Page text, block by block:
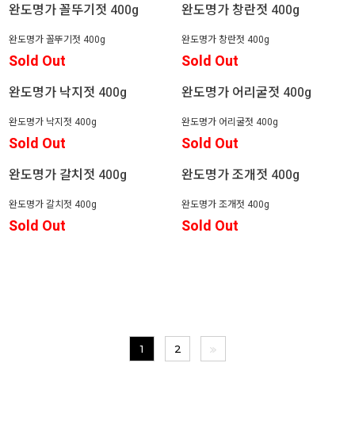
완도명가 꼴뚜기젓 400g
완도명가 꼴뚜기젓 400g
Sold Out
완도명가 창란젓 400g
완도명가 창란젓 400g
Sold Out
완도명가 낙지젓 400g
완도명가 낙지젓 400g
Sold Out
완도명가 어리굴젓 400g
완도명가 어리굴젓 400g
Sold Out
완도명가 갈치젓 400g
완도명가 갈치젓 400g
Sold Out
완도명가 조개젓 400g
완도명가 조개젓 400g
Sold Out
1 2